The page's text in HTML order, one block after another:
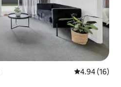
Calificación
4.94 (16)